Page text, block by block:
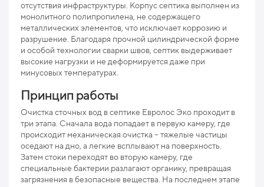
отсутствия инфраструктуры. Корпус септика выполнен из
монолитного полипропилена, не содержащего
металлических элементов, что исключает коррозию и
разрушение. Благодаря прочной цилиндрической форме
и особой технологии сварки швов, септик выдерживает
высокие нагрузки и не деформируется даже при
минусовых температурах.
Принцип работы
Очистка сточных вод в септике Евролос Эко проходит в
три этапа. Сначала вода попадает в первую камеру, где
происходит механическая очистка – тяжелые частицы
оседают на дно, а легкие всплывают на поверхность.
Затем стоки переходят во вторую камеру, где
специальные бактерии разлагают органику, превращая
загрязнения в безопасные вещества. На последнем этапе